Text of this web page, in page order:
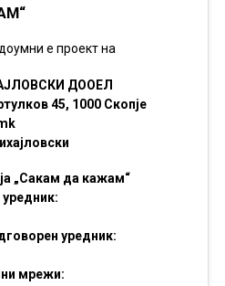
е проект на
ДООЕЛ
45, 1000 Скопје
„Сакам да кажам“
уредник:
уредник:
мрежи: